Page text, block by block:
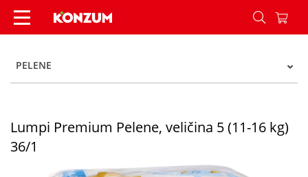
Lumpi Premium Pelene, veličina 5 (11-16 kg) 36/
PELENE
Lumpi Premium Pelene, veličina 5 (11-16 kg)
36/1